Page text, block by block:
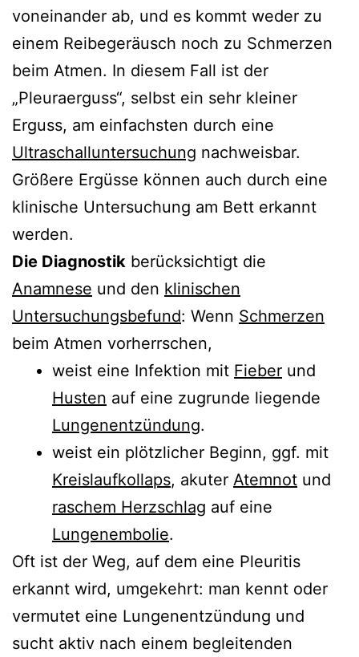
voneinander ab, und es kommt weder zu
einem Reibegeräusch noch zu Schmerzen
beim Atmen. In diesem Fall ist der
„Pleuraerguss“, selbst ein sehr kleiner
Erguss, am einfachsten durch eine
Ultraschalluntersuchung nachweisbar.
Größere Ergüsse können auch durch eine
klinische Untersuchung am Bett erkannt
werden.
Die Diagnostik berücksichtigt die
Anamnese und den klinischen
Untersuchungsbefund: Wenn Schmerzen
beim Atmen vorherrschen,
weist eine Infektion mit Fieber und
Husten auf eine zugrunde liegende
Lungenentzündung.
weist ein plötzlicher Beginn, ggf. mit
Kreislaufkollaps, akuter Atemnot und
raschem Herzschlag auf eine
Lungenembolie.
Oft ist der Weg, auf dem eine Pleuritis
erkannt wird, umgekehrt: man kennt oder
vermutet eine Lungenentzündung und
sucht aktiv nach einem begleitenden